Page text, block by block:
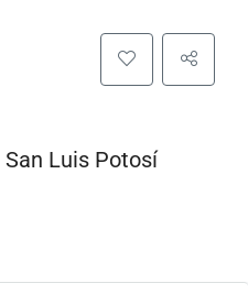
Luis Potosí